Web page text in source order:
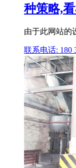
种策略,
由于此网站的
联系电话: 180